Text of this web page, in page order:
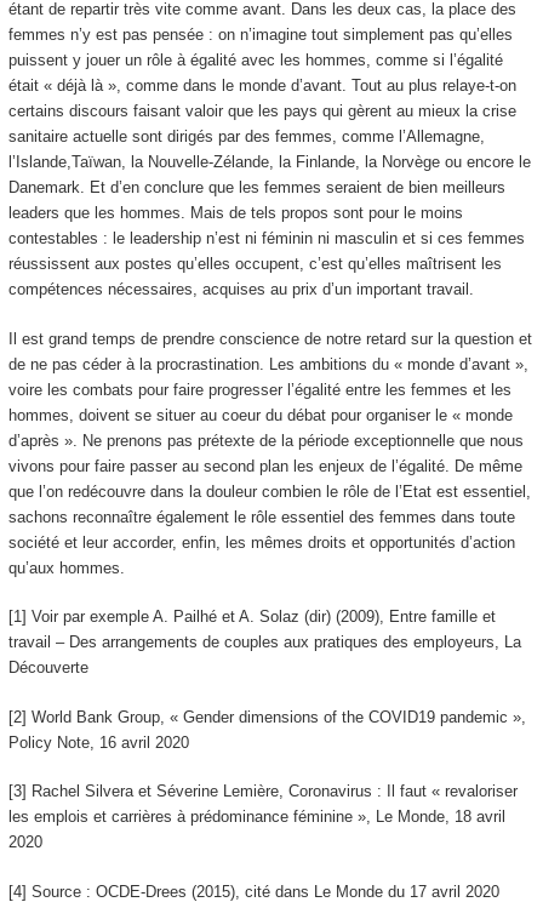
étant de repartir très vite comme avant. Dans les deux cas, la place des
femmes n’y est pas pensée : on n’imagine tout simplement pas qu’elles
puissent y jouer un rôle à égalité avec les hommes, comme si l’égalité
était « déjà là », comme dans le monde d’avant. Tout au plus relaye-t-on
certains discours faisant valoir que les pays qui gèrent au mieux la crise
sanitaire actuelle sont dirigés par des femmes, comme l’Allemagne,
l’Islande,Taïwan, la Nouvelle-Zélande, la Finlande, la Norvège ou encore le
Danemark. Et d’en conclure que les femmes seraient de bien meilleurs
leaders que les hommes. Mais de tels propos sont pour le moins
contestables : le leadership n’est ni féminin ni masculin et si ces femmes
réussissent aux postes qu’elles occupent, c’est qu’elles maîtrisent les
compétences nécessaires, acquises au prix d’un important travail.
Il est grand temps de prendre conscience de notre retard sur la question et
de ne pas céder à la procrastination. Les ambitions du « monde d’avant »,
voire les combats pour faire progresser l’égalité entre les femmes et les
hommes, doivent se situer au coeur du débat pour organiser le « monde
d’après ». Ne prenons pas prétexte de la période exceptionnelle que nous
vivons pour faire passer au second plan les enjeux de l’égalité. De même
que l’on redécouvre dans la douleur combien le rôle de l’Etat est essentiel,
sachons reconnaître également le rôle essentiel des femmes dans toute
société et leur accorder, enfin, les mêmes droits et opportunités d’action
qu’aux hommes.
[1] Voir par exemple A. Pailhé et A. Solaz (dir) (2009), Entre famille et
travail – Des arrangements de couples aux pratiques des employeurs, La
Découverte
[2] World Bank Group, « Gender dimensions of the COVID19 pandemic »,
Policy Note, 16 avril 2020
[3] Rachel Silvera et Séverine Lemière, Coronavirus : Il faut « revaloriser
les emplois et carrières à prédominance féminine », Le Monde, 18 avril
2020
[4] Source : OCDE-Drees (2015), cité dans Le Monde du 17 avril 2020